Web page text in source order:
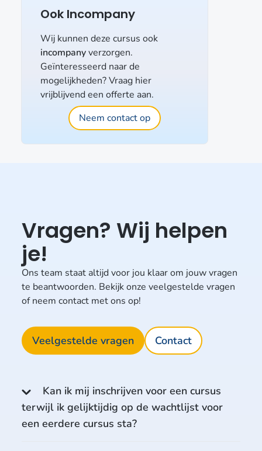
Ook Incompany
Wij kunnen deze cursus ook
incompanyverzorgen.
Geïnteresseerd naar de
mogelijkheden? Vraag hier
vrijblijvend een offerte aan.
Neem contact op
Vragen? Wij helpen
je!
Ons team staat altijd voor jou klaar om jouw vragen
te beantwoorden. Bekijk onze veelgestelde vragen
of neem contact met ons op!
Veelgestelde vragen Contact
Kan ik mij inschrijven voor een cursus
terwijl ik gelijktijdig op de wachtlijst voor
een eerdere cursus sta?